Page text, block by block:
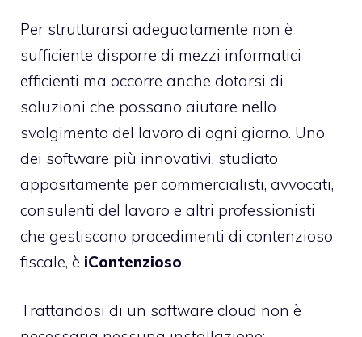
Per strutturarsi adeguatamente non è
sufficiente disporre di mezzi informatici
efficienti ma occorre anche dotarsi di
soluzioni che possano aiutare nello
svolgimento del lavoro di ogni giorno. Uno
dei software più innovativi, studiato
appositamente per commercialisti, avvocati,
consulenti del lavoro e altri professionisti
che gestiscono procedimenti di contenzioso
fiscale, è iContenzioso.
Trattandosi di un software cloud non è